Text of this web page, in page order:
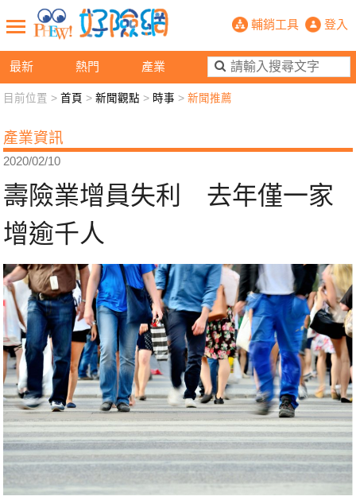
最新 熱門 產業
壽險業增員失利 去年僅一家增逾
輔銷工具 登入
新聞觀點 業務交流 好險懂生活
退休先準備 好險學堂 輔銷工具 活動專區
目前位置 >首頁 >新聞觀點 > 時事 >新聞推薦
產業資訊
2020/02/10
壽險業增員失利 去年僅一家
增逾千人